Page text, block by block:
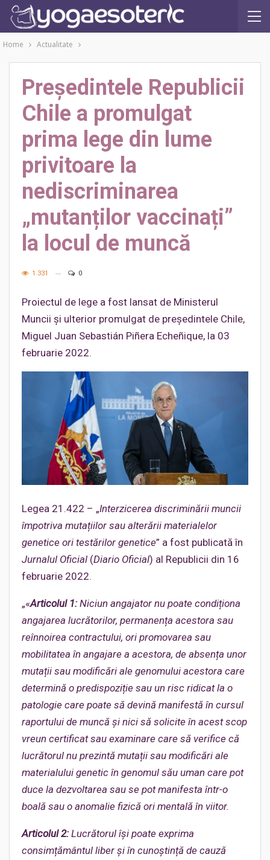
Home Actualitate
Președintele Republicii
Chile a promulgat
prima lege din lume
privitoare la
nediscriminarea
„mutanților vaccinați”
la locul de muncă
1.331 0
Proiectul de lege a fost lansat de Ministerul
Muncii și ulterior promulgat de președintele Chile,
Miguel Juan Sebastián Piñera Echeñique, la 03
februarie 2022.
Legea 21.422 – „Interzicerea discriminării muncii
împotriva mutațiilor sau alterării materialelor
genetice ori testărilor genetice” a fost publicată în
Jurnalul Oficial (Diario Oficial) al Republicii din 16
februarie 2022.
„«Articolul 1: Niciun angajator nu poate condiționa
angajarea lucrătorilor, permanența acestora sau
reînnoirea contractului, ori promovarea sau
mobilitatea în angajare a acestora, de absența unor
mutații sau modificări ale genomului acestora care
determină o predispoziție sau un risc ridicat la o
patologie care poate să devină manifestă în cursul
raportului de muncă și nici să solicite în acest scop
vreun certificat sau examinare care să verifice că
lucrătorul nu prezintă mutații sau modificări ale
materialului genetic în genomul său uman care pot
duce la dezvoltarea sau se pot manifesta într-o
boală sau o anomalie fizică ori mentală în viitor.
Articolul 2: Lucrătorul își poate exprima
consimțământul liber și în cunoștință de cauză